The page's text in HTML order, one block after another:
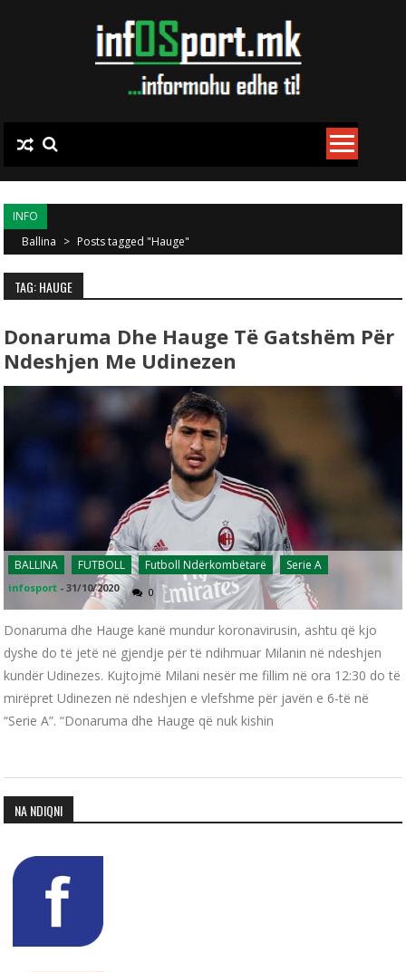
INFO
Ballina > Posts tagged "Hauge"
TAG: HAUGE
Donaruma Dhe Hauge Të Gatshëm Për
Ndeshjen Me Udinezen
BALLINA FUTBOLL Futboll Ndërkombëtarë Serie A
infosport -31/10/2020 0
Donaruma dhe Hauge kanë mundur koronavirusin, ashtu që kjo
dyshe do të jetë në gjendje për të ndihmuar Milanin në ndeshjen
kundër Udinezes. Kujtojmë Milani nesër me fillim në ora 12:30 do të
mirëpret Udinezen në ndeshjen e vlefshme për javën e 6-të në
“Serie A”. “Donaruma dhe Hauge që nuk kishin
NA NDIQNI